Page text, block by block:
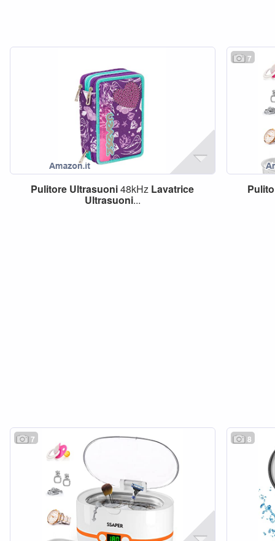
Pulitore Ultrasuoni48kHz Lavatrice
Ultrasuoni...
7
7 8